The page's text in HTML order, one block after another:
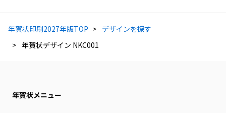
年賀状印刷2027年版TOP
デザインを探す
年賀状デザイン NKC001
年賀状メニュー